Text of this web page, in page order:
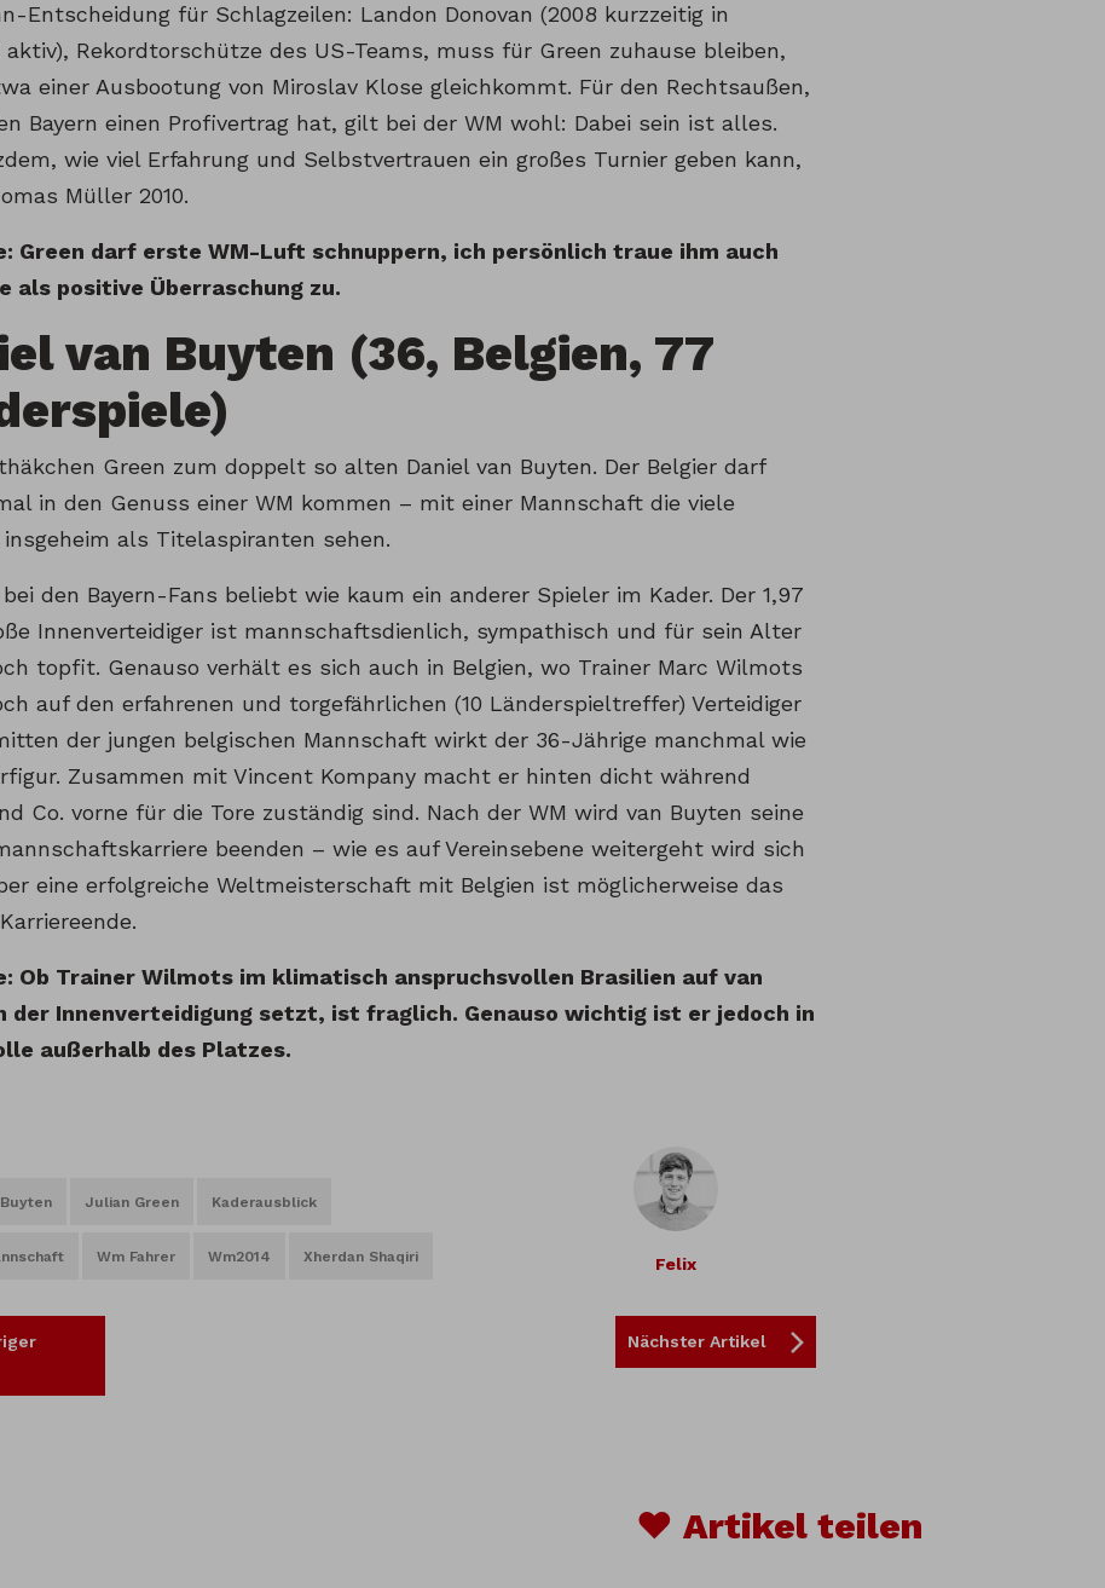
Entscheidung für Schlagzeilen: Landon Donovan (2008 kurzzeitig in
aktiv), Rekordtorschütze des US-Teams, muss für Green zuhause bleiben,
einer Ausbootung von Miroslav Klose gleichkommt. Für den Rechtsaußen,
Bayern einen Profivertrag hat, gilt bei der WM wohl: Dabei sein ist alles.
wie viel Erfahrung und Selbstvertrauen ein großes Turnier geben kann,
Müller 2010.
Green darf erste WM-Luft schnuppern, ich persönlich traue ihm auch
als positive Überraschung zu.
van Buyten (36, Belgien, 77
Green zum doppelt so alten Daniel van Buyten. Der Belgier darf
in den Genuss einer WM kommen – mit einer Mannschaft die viele
insgeheim als Titelaspiranten sehen.
bei den Bayern-Fans beliebt wie kaum ein anderer Spieler im Kader. Der 1,97
Innenverteidiger ist mannschaftsdienlich, sympathisch und für sein Alter
topfit. Genauso verhält es sich auch in Belgien, wo Trainer Marc Wilmots
auf den erfahrenen und torgefährlichen (10 Länderspieltreffer) Verteidiger
der jungen belgischen Mannschaft wirkt der 36-Jährige manchmal wie
Zusammen mit Vincent Kompany macht er hinten dicht während
Co. vorne für die Tore zuständig sind. Nach der WM wird van Buyten seine
beenden – wie es auf Vereinsebene weitergeht wird sich
eine erfolgreiche Weltmeisterschaft mit Belgien ist möglicherweise das
Ob Trainer Wilmots im klimatisch anspruchsvollen Brasilien auf van
der Innenverteidigung setzt, ist fraglich. Genauso wichtig ist er jedoch in
außerhalb des Platzes.
Julian Green Kaderausblick
Wm Fahrer Wm2014 Xherdan Shaqiri Felix
Nächster Artikel
♥ Artikel teilen